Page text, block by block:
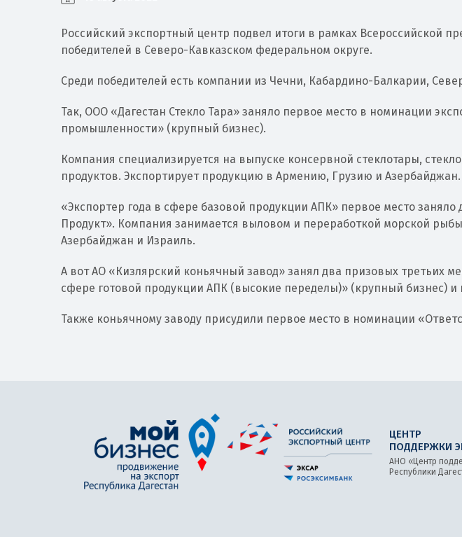
Российский экспортный центр подвел итоги в рамках Всероссийской
победителей в Северо-Кавказском федеральном округе.
Среди победителей есть компании из Чечни, Кабардино-Балкарии,
Так, ООО «Дагестан Стекло Тара» заняло первое место в номинации
промышленности» (крупный бизнес).
Компания специализируется на выпуске консервной стеклотары,
продуктов. Экспортирует продукцию в Армению, Грузию и Азербайджан.
«Экспортер года в сфере базовой продукции АПК» первое место
Продукт». Компания занимается выловом и переработкой морской
Азербайджан и Израиль.
А вот АО «Кизлярский коньячный завод» занял два призовых третьих
сфере готовой продукции АПК (высокие переделы)» (крупный бизнес)
Также коньячному заводу присудили первое место в номинации
ЦЕНТР
ПОДДЕРЖКИ
АНО «Центр
Республики